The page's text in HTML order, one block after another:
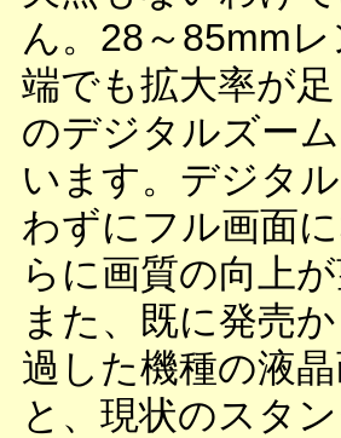
ん。28～85mm
端でも拡大率が
のデジタルズー
います。デジタ
わずにフル画面
らに画質の向上が
また、既に発売
過した機種の液
と、現状のスタ